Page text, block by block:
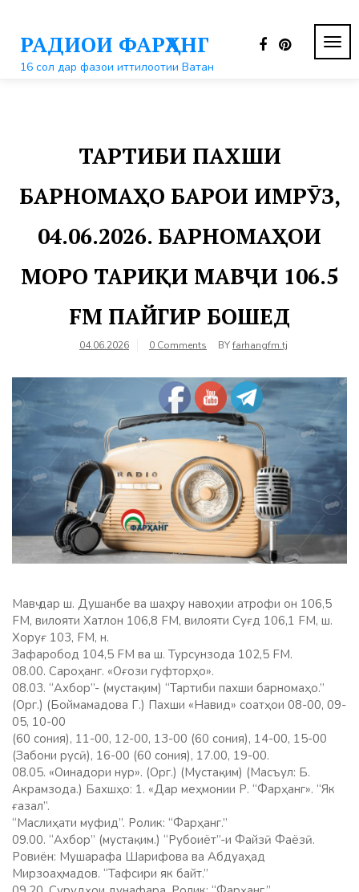
контентуРАДИОИ ФАРҲАНГ
16 сол дар фазои иттилоотии Ватан
ТАРТИБИ ПАХШИ
БАРНОМАҲО БАРОИ ИМРӮЗ,
04.06.2026. БАРНОМАҲОИ
МОРО ТАРИҚИ МАВҶИ 106.5
FM ПАЙГИР БОШЕД
04.06.2026 0 Comments BYfarhangfm.tj
Мавҷ дар ш. Душанбе ва шаҳру навоҳии атрофи он 106,5
FM, вилояти Хатлон 106,8 FM, вилояти Суғд 106,1 FM, ш.
Хоруғ 103, FM, н.
Зафаробод 104,5 FM ва ш. Турсунзода 102,5 FM.
08.00. Сароҳанг. «Оғози гуфторҳо».
08.03. “Ахбор”- (мустақим) “Тартиби пахши барномаҳо.”
(Орг.) (Боймамадова Г.) Пахши «Навид» соатҳои 08-00, 09-
05, 10-00
(60 сония), 11-00, 12-00, 13-00 (60 сония), 14-00, 15-00
(Забони русӣ), 16-00 (60 сония), 17.00, 19-00.
08.05. «Оинадори нур». (Орг.) (Мустақим) (Масъул: Б.
Акрамзода.) Бахшҳо: 1. «Дар меҳмонии Р. “Фарҳанг». “Як
ғазал”.
“Маслиҳати муфид”. Ролик: “Фарҳанг.”
09.00. “Ахбор” (мустақим.) “Рубоиёт”-и Файзӣ Фаёзӣ.
Ровиён: Мушарафа Шарифова ва Абдуаҳад
Мирзоаҳмадов. “Тафсири як байт.”